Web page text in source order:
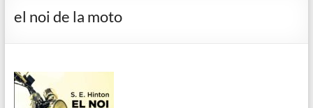
Biblioteca
el noi de la moto